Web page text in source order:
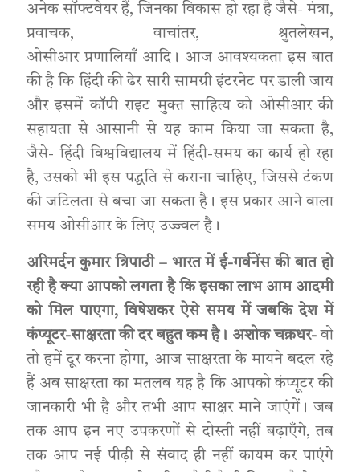
अनेक सॉफ्टवेयर हैं, जिनका विकास हो रहा है जैसे- मंत्रा,
प्रवाचक, वाचांतर, श्रुतलेखन,
ओसीआर प्रणालियाँ आदि। आज आवश्यकता इस बात
की है कि हिंदी की ढेर सारी सामग्री इंटरनेट पर डाली जाय
और इसमें कॉपी राइट मुक्त साहित्य को ओसीआर की
सहायता से आसानी से यह काम किया जा सकता है,
जैसे- हिंदी विश्वविद्यालय में हिंदी-समय का कार्य हो रहा
है, उसको भी इस पद्धति से कराना चाहिए, जिससे टंकण
की जटिलता से बचा जा सकता है। इस प्रकार आने वाला
समय ओसीआर के लिए उज्ज्वल है।
अरिमर्दन कुमार त्रिपाठी – भारत में ई-गर्वनेंस की बात हो
रही है क्या आपको लगता है कि इसका लाभ आम आदमी
को मिल पाएगा,विषेशकर ऐसे समय में जबकि देश में
कंप्यूटर-साक्षरता की दर बहुत कम है। अशोक चक्रधर-वो
तो हमें दूर करना होगा, आज साक्षरता के मायने बदल रहे
हैं अब साक्षरता का मतलब यह है कि आपको कंप्यूटर की
जानकारी भी है और तभी आप साक्षर माने जाएंगें। जब
तक आप इन नए उपकरणों से दोस्ती नहीं बढ़ाएँगे, तब
तक आप नई पीढ़ी से संवाद ही नहीं कायम कर पाएंगे